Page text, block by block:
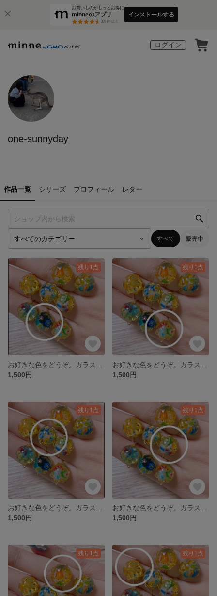
お買いものがもっとお得に
minneのアプリ
3万件以上
インストールする
ログイン
one-sunnyday
作品一覧 シリーズ プロフィール レター
すべて 販売中
残り1点
1,500円
残り1点
1,500円
残り1点
1,500円
残り1点
1,500円
残り1点 残り1点